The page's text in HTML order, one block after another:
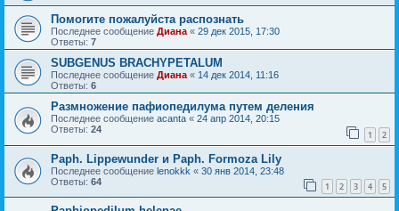
Помогите пожалуйста распознать
Последнее сообщение Диана « 29 дек 2015, 17:30
Ответы: 7
SUBGENUS BRACHYPETALUM
Последнее сообщение Диана « 14 дек 2014, 11:16
Ответы: 6
Размножение пафиопедилума путем деления
Последнее сообщение acanta « 24 апр 2014, 20:15
Ответы: 24 1 2
Paph. Lippewunder и Paph. Formoza Lily
Последнее сообщение lenokkk « 30 янв 2014, 23:48
Ответы: 64 1 2 3 4 5